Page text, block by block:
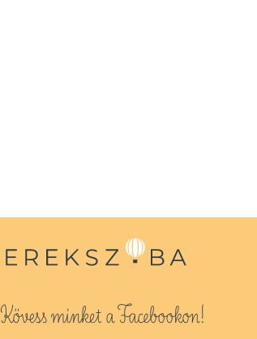
Kövess minket a Facebookon!